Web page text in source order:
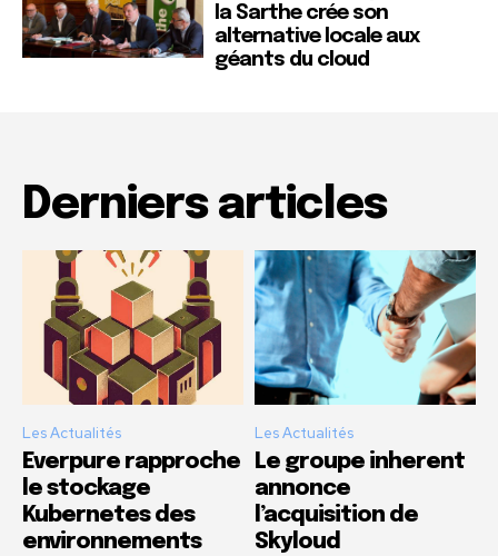
la Sarthe crée son
alternative locale aux
géants du cloud
Derniers articles
Les Actualités
Everpure rapproche
le stockage
Kubernetes des
environnements
Les Actualités
Le groupe inherent
annonce
l’acquisition de
Skyloud